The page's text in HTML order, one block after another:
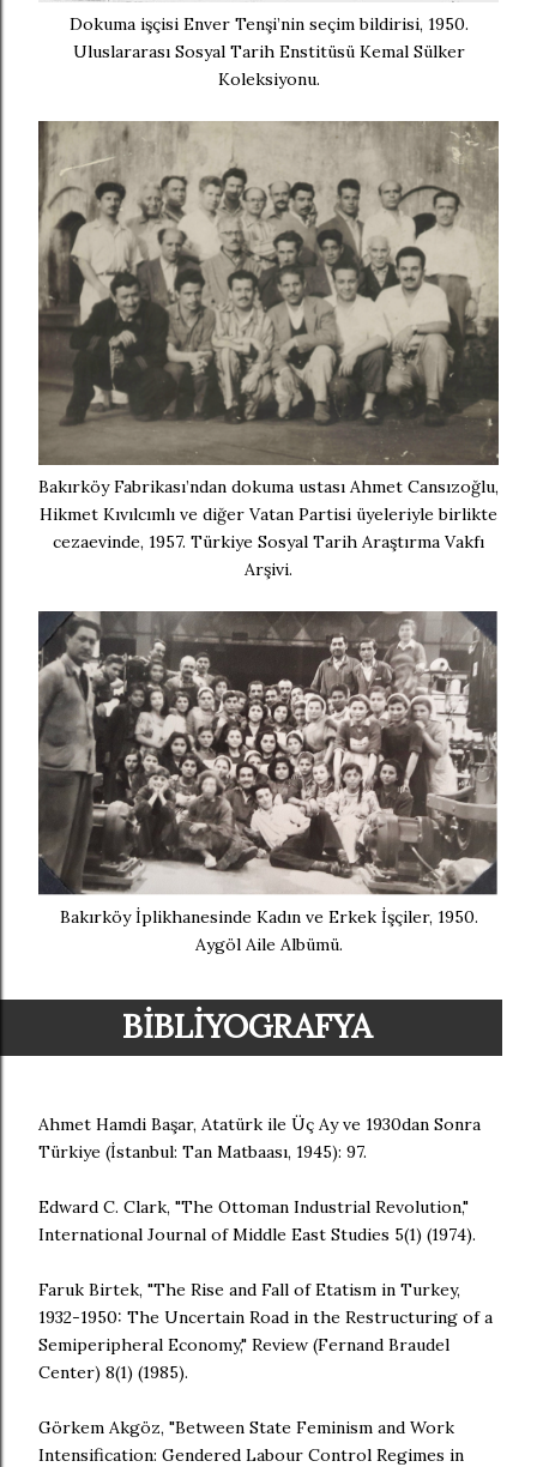
Dokuma işçisi Enver Tenşi’nin seçim bildirisi, 1950.
Uluslararası Sosyal Tarih Enstitüsü Kemal Sülker
Koleksiyonu.
Bakırköy Fabrikası’ndan dokuma ustası Ahmet Cansızoğlu,
Hikmet Kıvılcımlı ve diğer Vatan Partisi üyeleriyle birlikte
cezaevinde, 1957. Türkiye Sosyal Tarih Araştırma Vakfı
Arşivi.
Bakırköy İplikhanesinde Kadın ve Erkek İşçiler, 1950.
Aygöl Aile Albümü.
BİBLİYOGRAFYA
Ahmet Hamdi Başar, Atatürk ile Üç Ay ve 1930dan Sonra
Türkiye (İstanbul: Tan Matbaası, 1945): 97.
Edward C. Clark, "The Ottoman Industrial Revolution,"
International Journal of Middle East Studies 5(1) (1974).
Faruk Birtek, "The Rise and Fall of Etatism in Turkey,
1932-1950: The Uncertain Road in the Restructuring of a
Semiperipheral Economy," Review (Fernand Braudel
Center) 8(1) (1985).
Görkem Akgöz, "Between State Feminism and Work
Intensification: Gendered Labour Control Regimes in